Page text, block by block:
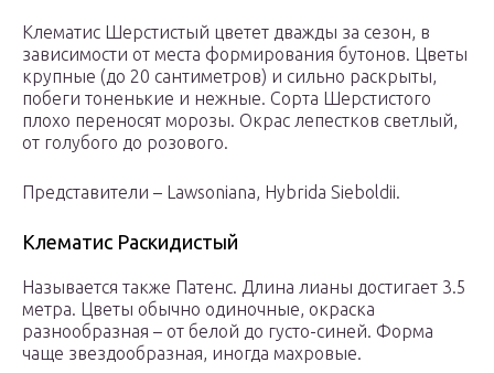
Клематис Шерстистый цветет дважды за сезон, в
зависимости от места формирования бутонов. Цветы
крупные (до 20 сантиметров) и сильно раскрыты,
побеги тоненькие и нежные. Сорта Шерстистого
плохо переносят морозы. Окрас лепестков светлый,
от голубого до розового.
Представители – Lawsoniana, Hybrida Sieboldii.
Клематис Раскидистый
Называется также Патенс. Длина лианы достигает 3.5
метра. Цветы обычно одиночные, окраска
разнообразная – от белой до густо-синей. Форма
чаще звездообразная, иногда махровые.